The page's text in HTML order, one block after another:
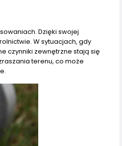
Dzięki swojej
W sytuacjach, gdy
czynniki zewnętrzne stają się
terenu, co może